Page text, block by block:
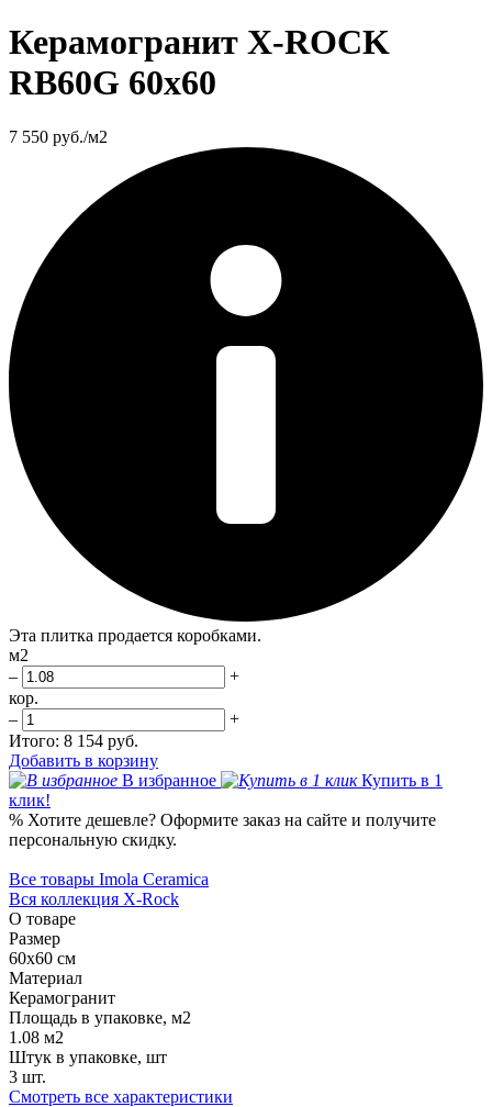
Керамогранит X-ROCK
RB60G 60x60
7 550 руб./м2
Эта плитка продается коробками.
м2
–
+
кор.
–
+
Итого: 8 154 руб.
Добавить в корзину
В избранное
Купить в 1
клик!
% Хотите дешевле? Оформите заказ на сайте и получите
персональную скидку.
Все товары Imola Ceramica
Вся коллекция X-Rock
О товаре
Размер
60x60 см
Материал
Керамогранит
Площадь в упаковке, м2
1.08 м2
Штук в упаковке, шт
3 шт.
Смотреть все характеристики